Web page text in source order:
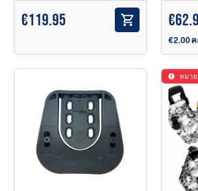
€119.95 €
€2.00
หมา